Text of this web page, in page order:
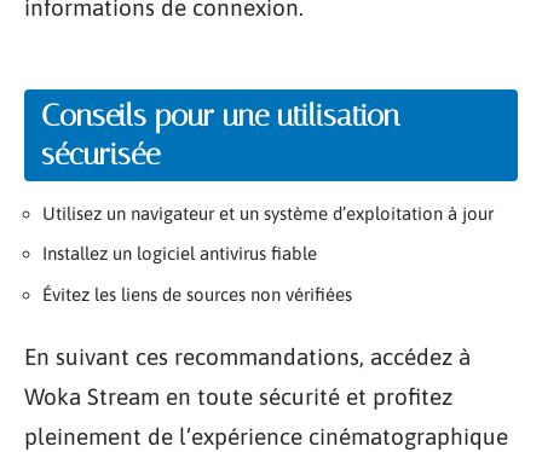
informations de connexion.
Conseils pour une utilisation
sécurisée
Utilisez un navigateur et un système d’exploitation à jour
Installez un logiciel antivirus fiable
Évitez les liens de sources non vérifiées
En suivant ces recommandations, accédez à
Woka Stream en toute sécurité et profitez
pleinement de l’expérience cinématographique